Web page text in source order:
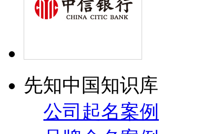
先知中国知识库
公司起名案例